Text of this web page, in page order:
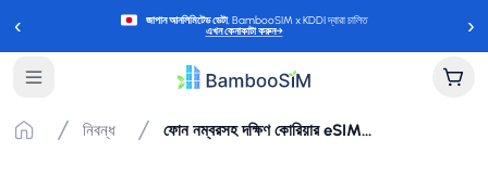
‹ জাপান আনলিমিটেড ডেটা, BambooSIM x KDDI দ্বারা চালিত
এখন কেনাকাটা করুন→ ›
নিবন্ধ ফোন নম্বরসহ দক্ষিণ কোরিয়ার eSIM : ভ্রমণকারীদের যা জানা প্রয়োজন